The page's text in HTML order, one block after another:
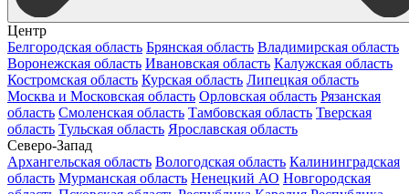
Центр
Белгородская область Брянская область Владимирская область
Воронежская область Ивановская область Калужская область
Костромская область Курская область Липецкая область
Москва и Московская область Орловская область Рязанская
область Смоленская область Тамбовская область Тверская
область Тульская область Ярославская область
Северо-Запад
Архангельская область Вологодская область Калининградская
область Мурманская область Ненецкий АО Новгородская